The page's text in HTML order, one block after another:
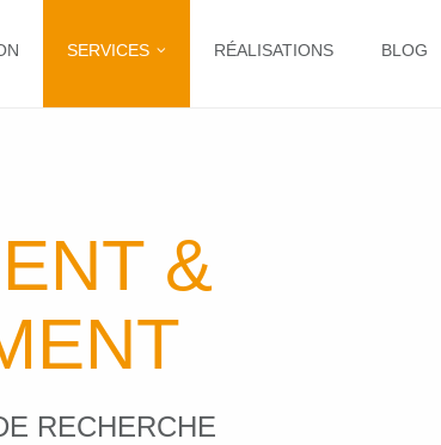
SERVICES RÉALISATIONS BLOG
&
RECHERCHE